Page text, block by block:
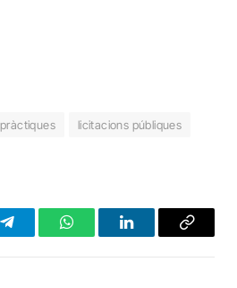
licitacions públiques
TelegramWhatsAppLinkedInCopy